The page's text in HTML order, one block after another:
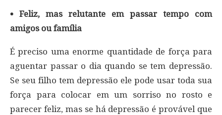
• Feliz, mas relutante em passar tempo com
amigos ou família
É preciso uma enorme quantidade de força para
aguentar passar o dia quando se tem depressão.
Se seu filho tem depressão ele pode usar toda sua
força para colocar em um sorriso no rosto e
parecer feliz, mas se há depressão é provável que